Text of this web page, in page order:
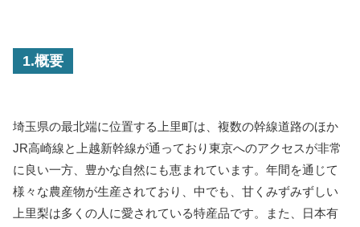
1.概要
埼玉県の最北端に位置する上里町は、複数の幹線道路のほか
JR高崎線と上越新幹線が通っており東京へのアクセスが非常
に良い一方、豊かな自然にも恵まれています。年間を通じて
様々な農産物が生産されており、中でも、甘くみずみずしい
上里梨は多くの人に愛されている特産品です。また、日本有